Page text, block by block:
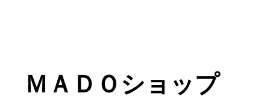
ＭＡＤＯショップ